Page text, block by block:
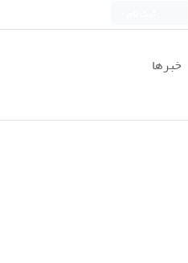
خبرها